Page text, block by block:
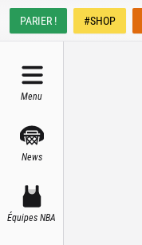
PARIER ! #SHOP
Menu
News
Équipes NBA